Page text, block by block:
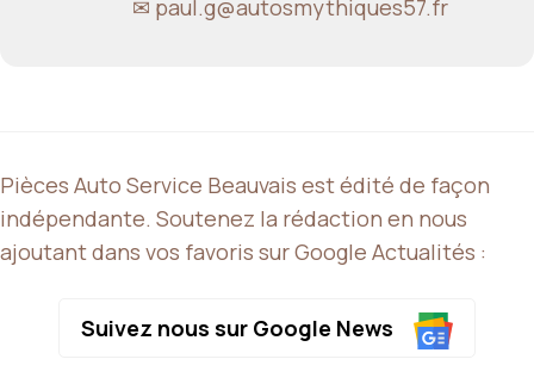
✉ paul.g@autosmythiques57.fr
Pièces Auto Service Beauvais est édité de façon
indépendante. Soutenez la rédaction en nous
ajoutant dans vos favoris sur Google Actualités :
Suivez nous sur Google News